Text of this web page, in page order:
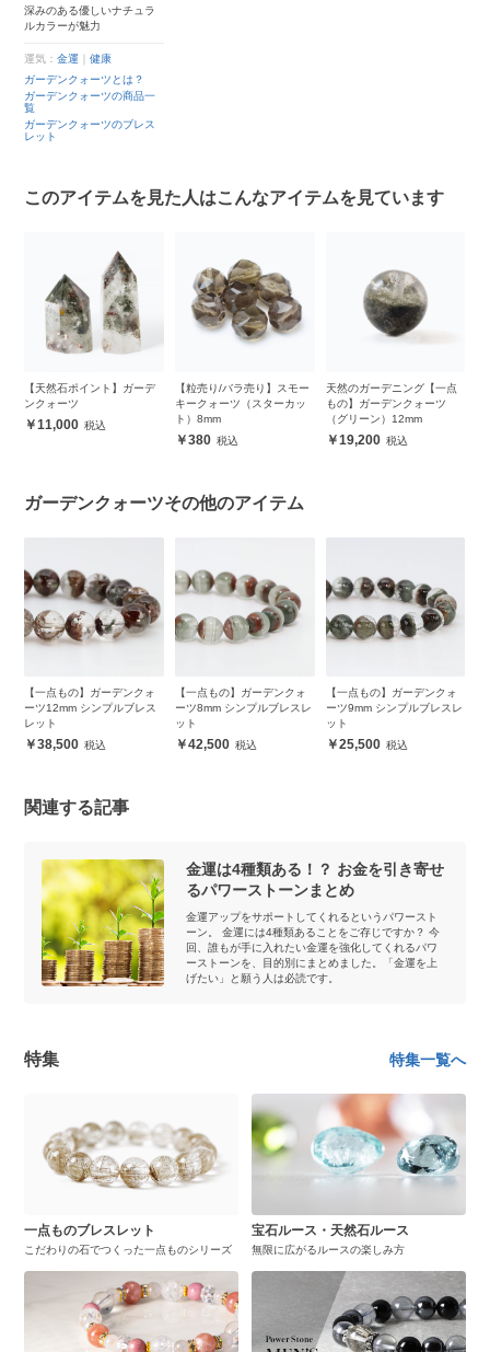
深みのある優しいナチュラ
ルカラーが魅力
運気：金運 ｜健康
ガーデンクォーツとは？
ガーデンクォーツの商品一
覧
ガーデンクォーツのブレス
レット
このアイテムを見た人はこんなアイテムを見ています
【天然石ポイント】ガーデ
ンクォーツ
11,000
【粒売り/バラ売り】スモー
キークォーツ（スターカッ
ト）8mm
380
天然のガーデニング【一点
もの】ガーデンクォーツ
（グリーン）12mm
19,200
ガーデンクォーツその他のアイテム
【一点もの】ガーデンクォ
ーツ12mm シンプルブレス
レット
38,500
【一点もの】ガーデンクォ
ーツ8mm シンプルブレスレ
ット
42,500
【一点もの】ガーデンクォ
ーツ9mm シンプルブレスレ
ット
25,500
関連する記事
金運は4種類ある！？ お金を引き寄せ
るパワーストーンまとめ
金運アップをサポートしてくれるというパワースト
ーン。 金運には4種類あることをご存じですか？ 今
回、誰もが手に入れたい金運を強化してくれるパワ
ーストーンを、目的別にまとめました。「金運を上
げたい」と願う人は必読です。
特集 特集一覧へ
一点ものブレスレット
こだわりの石でつくった一点ものシリーズ
宝石ルース・天然石ルース
無限に広がるルースの楽しみ方